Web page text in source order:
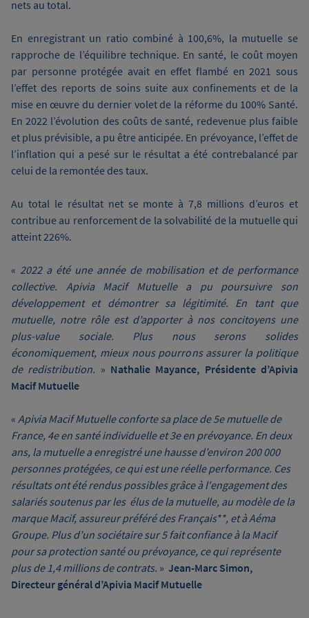
nets au total.
En enregistrant un ratio combiné à 100,6%, la mutuelle se
rapproche de l’équilibre technique. En santé, le coût moyen
par personne protégée avait en effet flambé en 2021 sous
l’effet des reports de soins suite aux confinements et de la
mise en œuvre du dernier volet de la réforme du 100% Santé.
En 2022 l’évolution des coûts de santé, redevenue plus faible
et plus prévisible, a pu être anticipée. En prévoyance, l’effet de
l’inflation qui a pesé sur le résultat a été contrebalancé par
celui de la remontée des taux.
Au total le résultat net se monte à 7,8 millions d’euros et
contribue au renforcement de la solvabilité de la mutuelle qui
atteint 226%.
« 2022 a été une année de mobilisation et de performance
collective. Apivia Macif Mutuelle a pu poursuivre son
développement et démontrer sa légitimité. En tant que
mutuelle, notre rôle est d’apporter à nos concitoyens une
plus-value sociale. Plus nous serons solides
économiquement, mieux nous pourrons assurer la politique
de redistribution. » Nathalie Mayance, Présidente d’Apivia
Macif Mutuelle
« Apivia Macif Mutuelle conforte sa place de 5e mutuelle de
France, 4e en santé individuelle et 3e en prévoyance. En deux
ans, la mutuelle a enregistré une hausse d’environ 200 000
personnes protégées, ce qui est une réelle performance. Ces
résultats ont été rendus possibles grâce à l'engagement des
salariés soutenus par les élus de la mutuelle, au modèle de la
marque Macif, assureur préféré des Français**, et à Aéma
Groupe. Plus d’un sociétaire sur 5 fait confiance à la Macif
pour sa protection santé ou prévoyance, ce qui représente
plus de 1,4 millions de contrats. » Jean-Marc Simon,
Directeur général d’Apivia Macif Mutuelle